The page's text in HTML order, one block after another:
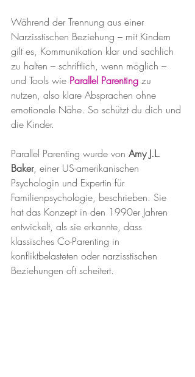
Während der Trennung aus einer
Narzisstischen Beziehung – mit Kindern
gilt es, Kommunikation klar und sachlich
zu halten – schriftlich, wenn möglich –
und Tools wie Parallel Parenting zu
nutzen, also klare Absprachen ohne
emotionale Nähe. So schützt du dich und
die Kinder.
Parallel Parenting wurde von Amy J.L.
Baker, einer US-amerikanischen
Psychologin und Expertin für
Familienpsychologie, beschrieben. Sie
hat das Konzept in den 1990er Jahren
entwickelt, als sie erkannte, dass
klassisches Co-Parenting in
konfliktbelasteten oder narzisstischen
Beziehungen oft scheitert.